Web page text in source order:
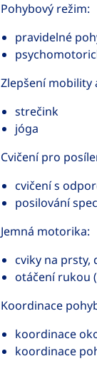
Pohybový režim:
pravidelné
Zlepšení mobility
strečink
jóga
Cvičení pro
cvičení s
posilování
Jemná motorika:
cviky na prsty,
otáčení rukou
Koordinace
koordinace
koordinace